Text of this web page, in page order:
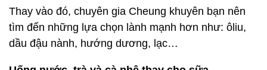
Thay vào đó, chuyên gia Cheung khuyên bạn nên
tìm đến những lựa chọn lành mạnh hơn như: ôliu,
dầu đậu nành, hướng dương, lạc…